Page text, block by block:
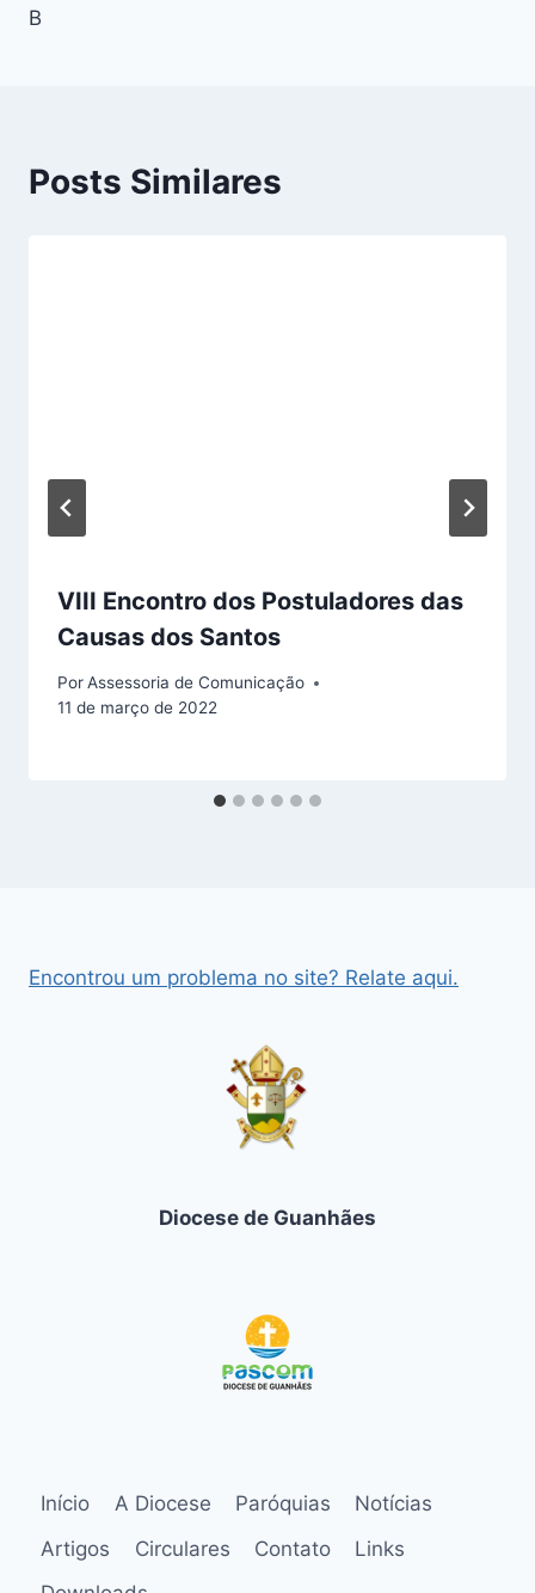
B
Posts Similares
VIII Encontro dos Postuladores das
Causas dos Santos
PorAssessoria de Comunicação
11 de março de 2022
Encontrou um problema no site? Relate aqui.
Diocese de Guanhães
Início A Diocese Paróquias
Notícias
Artigos
Circulares Contato
Links